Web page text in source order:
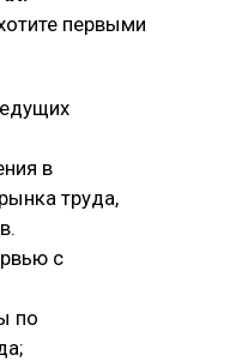
первыми
в
труда,
с
по